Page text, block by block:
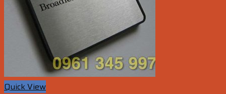
Quick View